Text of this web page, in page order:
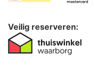
Veilig reserveren: